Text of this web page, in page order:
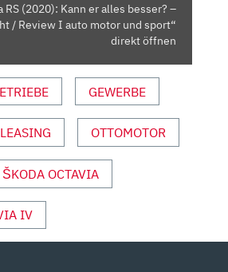
RS (2020): Kann er alles besser? –
/ Review I auto motor und sport“
direkt öffnen
GEWERBE
LEASING OTTOMOTOR
ŠKODA OCTAVIA
IV